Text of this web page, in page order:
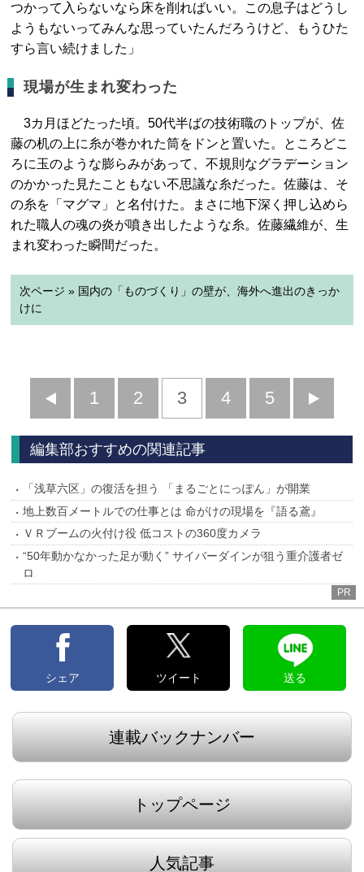
つかって入らないなら床を削ればいい。この息子はどうし
ようもないってみんな思っていたんだろうけど、もうひた
すら言い続けました」
現場が生まれ変わった
3カ月ほどたった頃。50代半ばの技術職のトップが、佐
藤の机の上に糸が巻かれた筒をドンと置いた。ところどこ
ろに玉のような膨らみがあって、不規則なグラデーション
のかかった見たこともない不思議な糸だった。佐藤は、そ
の糸を「マグマ」と名付けた。まさに地下深く押し込めら
れた職人の魂の炎が噴き出したような糸。佐藤繊維が、生
まれ変わった瞬間だった。
次ページ » 国内の「ものづくり」の壁が、海外へ進出のきっか
けに
前
へ
1 2 3 4 5
へ
編集部おすすめの関連記事
「浅草六区」の復活を担う 「まるごとにっぽん」が開業
地上数百メートルでの仕事とは 命がけの現場を『語る鳶』
ＶＲブームの火付け役 低コストの360度カメラ
“50年動かなかった足が動く” サイバーダインが狙う重介護者ゼ
ロ
PR
シェア ツイート 送る
連載バックナンバー
トップページ
人気記事